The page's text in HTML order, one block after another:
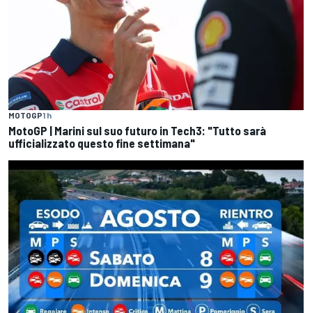
MOTOGP1 h
MotoGP | Marini sul suo futuro in Tech3: "Tutto sarà
ufficializzato questo fine settimana"